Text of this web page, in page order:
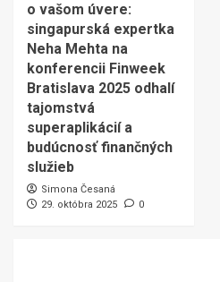
o vašom úvere:
singapurská expertka
Neha Mehta na
konferencii Finweek
Bratislava 2025 odhalí
tajomstvá
superaplikácií a
budúcnosť finančných
služieb
Simona Česaná
29. októbra 2025
0